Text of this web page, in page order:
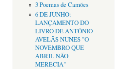
3 Poemas de Camões
6 DE JUNHO:
LANÇAMENTO DO
LIVRO DE ANTÓNIO
AVELÃS NUNES "O
NOVEMBRO QUE
ABRIL NÃO
MERECIA"